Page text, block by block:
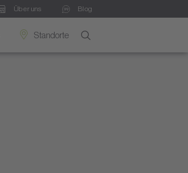
Über uns Blog
Standorte